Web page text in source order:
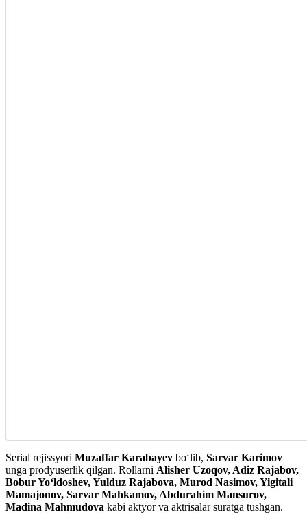
Serial rejissyori Muzaffar Karabayev boʻlib, Sarvar Karimov
unga prodyuserlik qilgan. Rollarni Alisher Uzoqov, Adiz Rajabov,
Bobur Yoʻldoshev, Yulduz Rajabova, Murod Nasimov, Yigitali
Mamajonov, Sarvar Mahkamov, Abdurahim Mansurov,
Madina Mahmudova kabi aktyor va aktrisalar suratga tushgan.